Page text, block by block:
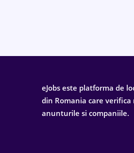
eJobs este platforma de
din Romania care
anunturile si companiile.